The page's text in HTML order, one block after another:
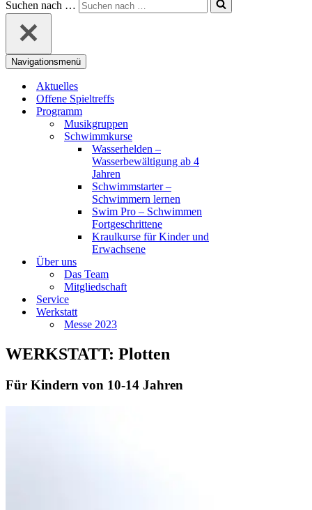
Suchen nach …
Navigationsmenü
Aktuelles
Offene Spieltreffs
Programm
Musikgruppen
Schwimmkurse
Wasserhelden –
Wasserbewältigung ab 4
Jahren
Schwimmstarter –
Schwimmern lernen
Swim Pro – Schwimmen
Fortgeschrittene
Kraulkurse für Kinder und
Erwachsene
Über uns
Das Team
Mitgliedschaft
Service
Werkstatt
Messe 2023
WERKSTATT: Plotten
Für Kindern von 10-14 Jahren